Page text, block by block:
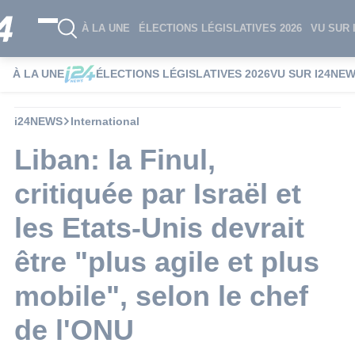
À LA UNE ÉLECTIONS LÉGISLATIVES 2026 VU SUR
À LA UNE ÉLECTIONS LÉGISLATIVES 2026VU SUR
i24NEWS International
Liban: la Finul,
critiquée par Israël et
les Etats-Unis devrait
être "plus agile et plus
mobile", selon le chef
de l'ONU